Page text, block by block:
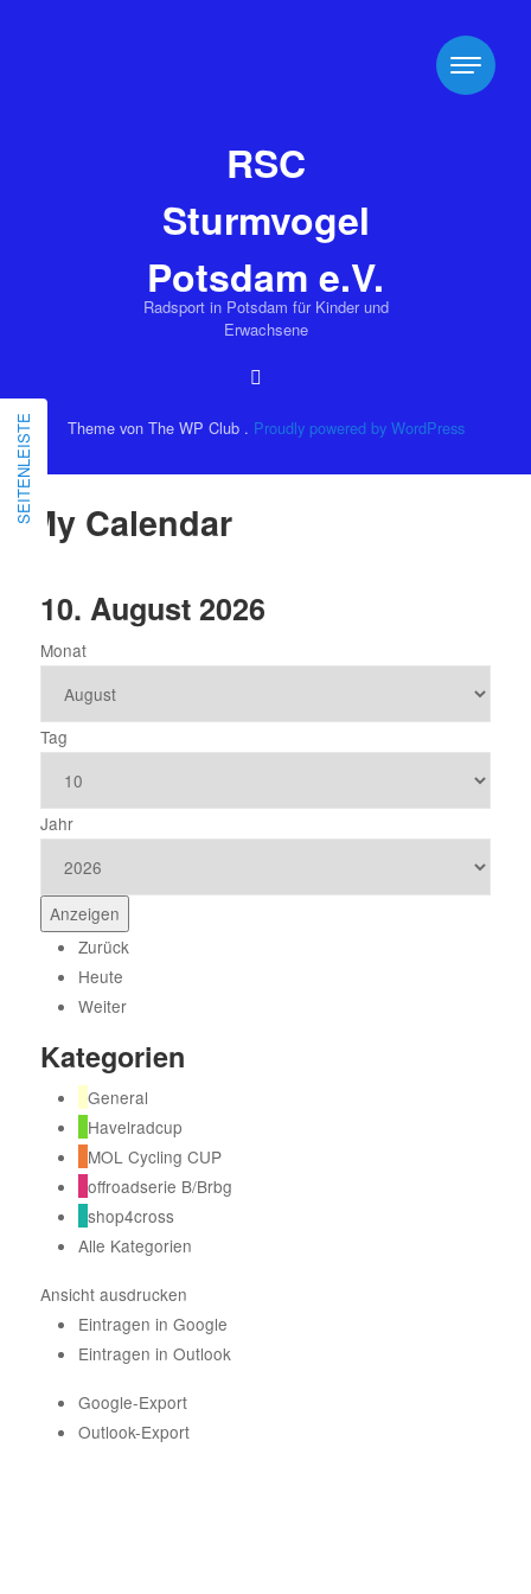
My Calendar
10. August 2026
Monat
Tag
Jahr
Zurück
Heute
Weiter
Kategorien
General
Havelradcup
MOL Cycling CUP
offroadserie B/Brbg
shop4cross
Alle Kategorien
Ansicht ausdrucken
Eintragen in Google
Eintragen in Outlook
Google-Export
Outlook-Export
SEITENLEISTE
RSC
Sturmvogel
Potsdam e.V.
Radsport in Potsdam für Kinder und
Erwachsene
Theme von The WP Club . Proudly powered by WordPress